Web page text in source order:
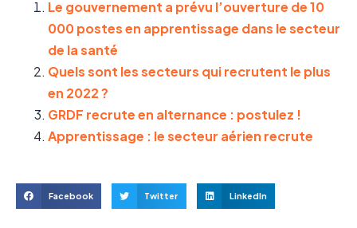
Le gouvernement a prévu l’ouverture de 10
000 postes en apprentissage dans le secteur
de la santé
Quels sont les secteurs qui recrutent le plus
en 2022 ?
GRDF recrute en alternance : postulez !
Apprentissage : le secteur aérien recrute
Facebook Twitter LinkedIn